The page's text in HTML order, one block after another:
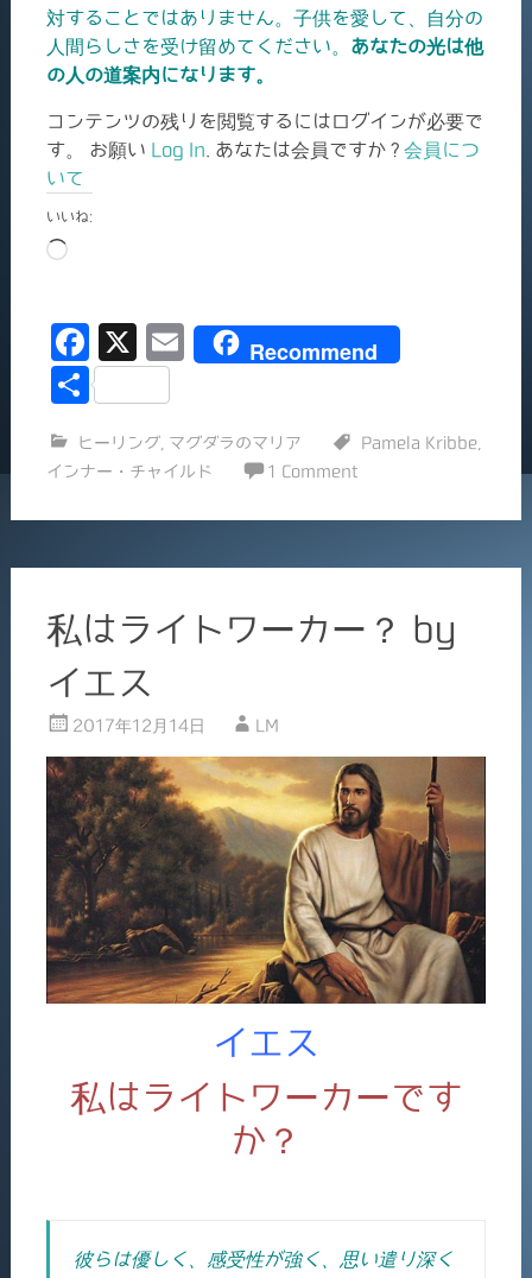
対することではありません。子供を愛して、自分の
人間らしさを受け留めてください。 あなたの光は他
の人の道案内になります。
コンテンツの残りを閲覧するにはログインが必要で
す。 お願い Log In . あなたは会員ですか ? 会員につ
いて
いいね:
読
み
中…
F
a
e
o
o
k
X
E
l
Recommend
共
ヒーリング, マグダラのマリア Pamela Kribbe,
インナー・チャイルド
1 Comment
私はライトワーカー？ by
イエス
2017年12月14日 LM
イエス
私はライトワーカーです
か？
彼らは優しく、感受性が強く、思い遣り深く